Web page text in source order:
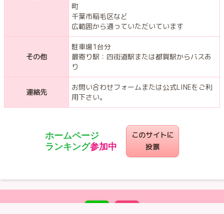
町
千葉市稲毛区など
広範囲から通っていただいています
その他
駐車場1台分
最寄り駅：四街道駅または都賀駅からバスあ
り
連絡先
お問い合わせフォームまたは公式LINEをご利
用下さい。
ホームページ
ランキング参加中
このサイトに
投票